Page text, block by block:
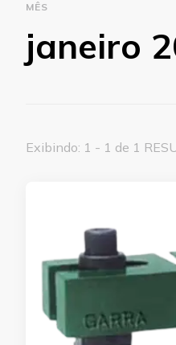
MÊS
janeiro
Exibindo: 1 - 1 de 1